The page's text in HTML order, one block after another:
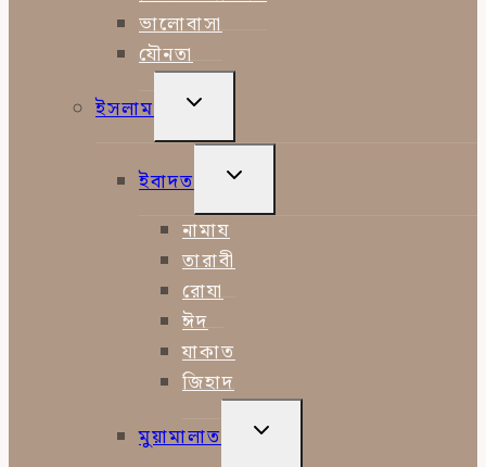
ভালোবাসা
যৌনতা
ইসলাম
TOGGLE
MENU
ইবাদত
TOGGLE
MENU
নামায
তারাবী
রোযা
ঈদ
যাকাত
জিহাদ
মুয়ামালাত
TOGGLE